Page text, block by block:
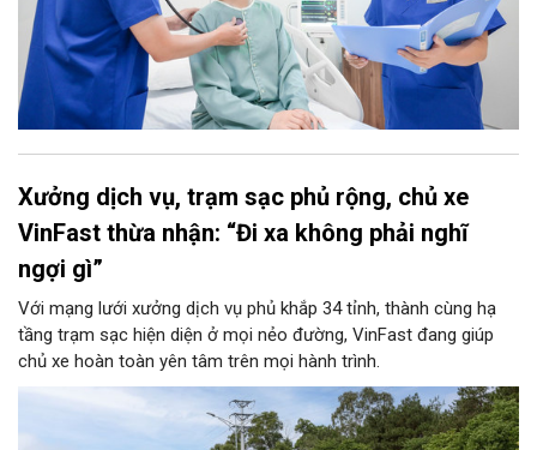
Xưởng dịch vụ, trạm sạc phủ rộng, chủ xe
VinFast thừa nhận: “Đi xa không phải nghĩ
ngợi gì”
Với mạng lưới xưởng dịch vụ phủ khắp 34 tỉnh, thành cùng hạ
tầng trạm sạc hiện diện ở mọi nẻo đường, VinFast đang giúp
chủ xe hoàn toàn yên tâm trên mọi hành trình.